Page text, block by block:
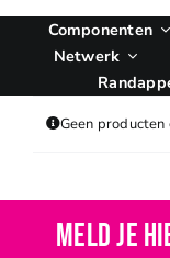
AI Integratie
Hosting
Managed VPS
Componenten
Netwerk
Geen
Meld je